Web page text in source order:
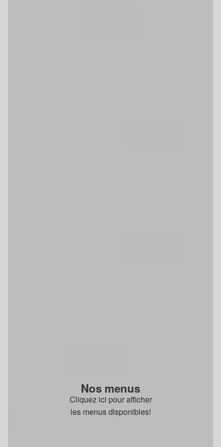
Nos menus
Cliquez ici pour afficher
les menus disponibles!